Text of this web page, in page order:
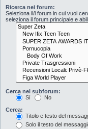
Ricerca nei forum:
Seleziona il/i forum in cui vuoi
seleziona il forum principale e
Cerca nei subforum:
Sì
No
Cerca:
Titolo e testo del
Solo il testo del